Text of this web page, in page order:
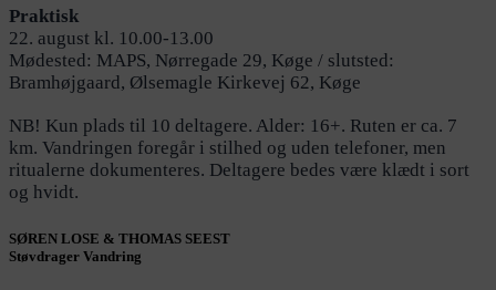
Praktisk
22. august kl. 10.00-13.00
Mødested: MAPS, Nørregade 29, Køge / slutsted:
Bramhøjgaard, Ølsemagle Kirkevej 62, Køge
NB! Kun plads til 10 deltagere. Alder: 16+. Ruten er ca. 7
km. Vandringen foregår i stilhed og uden telefoner, men
ritualerne dokumenteres. Deltagere bedes være klædt i sort
og hvidt.
SØREN LOSE & THOMAS SEEST
Støvdrager Vandring